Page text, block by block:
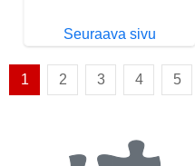
Seuraava sivu
1 2 3 4 5